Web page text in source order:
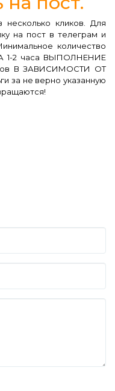
кликов. Для
на пост в телеграм и
количество
1-2 часа ВЫПОЛНЕНИЕ
В ЗАВИСИМОСТИ ОТ
за не верно указанную